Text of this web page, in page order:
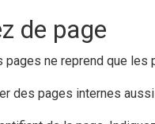
de page
pages ne reprend que
des pages internes